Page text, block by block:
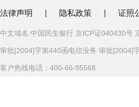
法律声明 隐私政策 证照
中文域名:中国民生银行 京ICP证040430号
审批[2004]字第440函电信业务 审批[2004]
客户热线电话：400-66-95568